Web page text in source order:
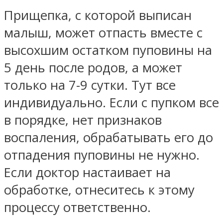
Прищепка, с которой выписан
малыш, может отпасть вместе с
высохшим остатком пуповины на
5 день после родов, а может
только на 7-9 сутки. Тут все
индивидуально. Если с пупком все
в порядке, нет признаков
воспаления, обрабатывать его до
отпадения пуповины не нужно.
Если доктор настаивает на
обработке, отнеситесь к этому
процессу ответственно.